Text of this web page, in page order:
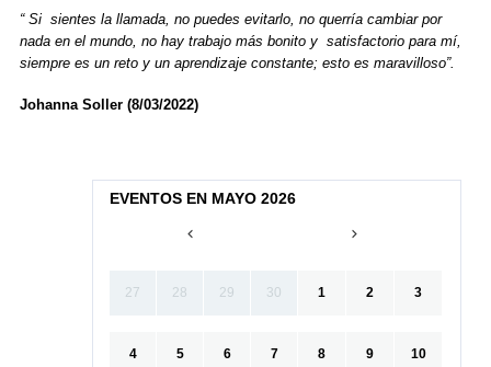
“ Si sientes la llamada, no puedes evitarlo, no querría cambiar por
nada en el mundo, no hay trabajo más bonito y satisfactorio para mí,
siempre es un reto y un aprendizaje constante; esto es maravilloso”.
Johanna Soller (8/03/2022)
EVENTOS EN MAYO 2026
27 28 29 30 1 2 3
4 5 6 7 8 9 10